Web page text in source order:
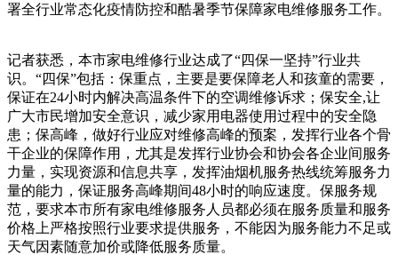
署全行业常态化疫情防控和酷暑季节保障家电维修服务工作。
记者获悉，本市家电维修行业达成了“四保一坚持”行业共
识。“四保”包括：保重点，主要是要保障老人和孩童的需要，
保证在24小时内解决高温条件下的空调维修诉求；保安全,让
广大市民增加安全意识，减少家用电器使用过程中的安全隐
患；保高峰，做好行业应对维修高峰的预案，发挥行业各个骨
干企业的保障作用，尤其是发挥行业协会和协会各企业间服务
力量，实现资源和信息共享，发挥油烟机服务热线统筹服务力
量的能力，保证服务高峰期间48小时的响应速度。保服务规
范，要求本市所有家电维修服务人员都必须在服务质量和服务
价格上严格按照行业要求提供服务，不能因为服务能力不足或
天气因素随意加价或降低服务质量。